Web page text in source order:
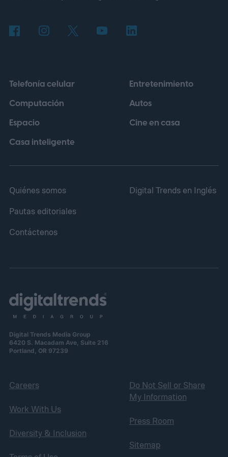
Telefonía celular
Computación
Espacio
Casa inteligente
Entretenimiento
Autos
Cine en casa
Quiénes somos
Pautas editoriales
Contáctenos
Digital Trends en Inglés
Digital Trends Media Group
6420 S. Macadam Ave, Suite 216
Portland, OR 97239
Careers
Work With Us
Diversity & Inclusion
Do Not Sell or Share
My Information
Press Room
Sitemap